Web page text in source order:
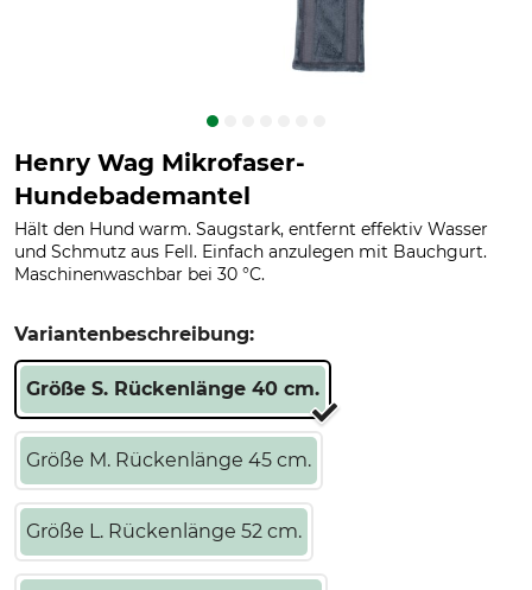
Henry Wag Mikrofaser-
Hundebademantel
Hält den Hund warm. Saugstark, entfernt effektiv Wasser
und Schmutz aus Fell. Einfach anzulegen mit Bauchgurt.
Maschinenwaschbar bei 30 °C.
Variantenbeschreibung:
Größe S. Rückenlänge 40 cm.
Größe M. Rückenlänge 45 cm.
Größe L. Rückenlänge 52 cm.